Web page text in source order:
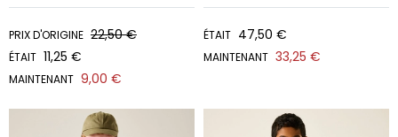
PRIX D'ORIGINE 22,50 €
ÉTAIT 11,25 €
MAINTENANT 9,00 €
ÉTAIT 47,50 €
MAINTENANT 33,25 €